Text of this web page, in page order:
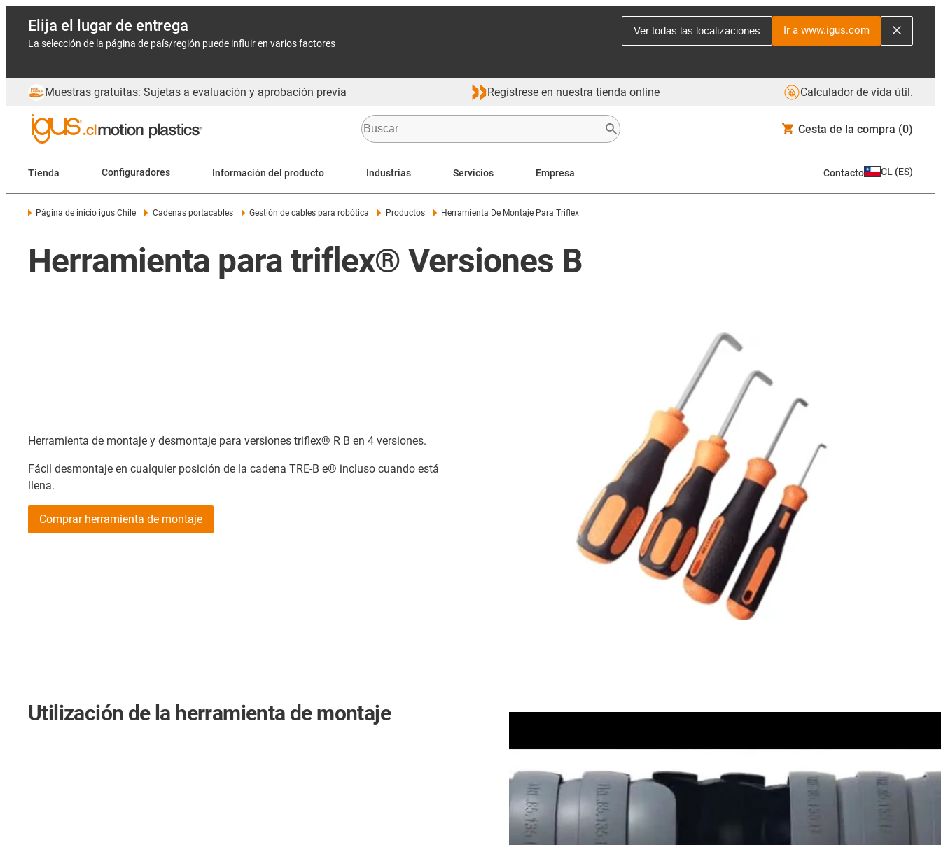
Elija el lugar de entrega
La selección de la página de país/región puede influir en varios factores
Ver todas las localizaciones Ir a www.igus.com
Muestras gratuitas: Sujetas a evaluación y aprobación previa Regístrese en nuestra tienda online Calculador de vida útil.
Cesta de la compra (0)
Tienda Configuradores Información del producto Industrias Servicios Empresa Contacto CL (ES)
Página de inicio igus Chile Cadenas portacables Gestión de cables para robótica Productos Herramienta De Montaje Para Triflex
Herramienta para triflex® Versiones B
Herramienta de montaje y desmontaje para versiones triflex® R B en 4 versiones.
Fácil desmontaje en cualquier posición de la cadena TRE-B e® incluso cuando está
llena.
Comprar herramienta de montaje
Utilización de la herramienta de montaje